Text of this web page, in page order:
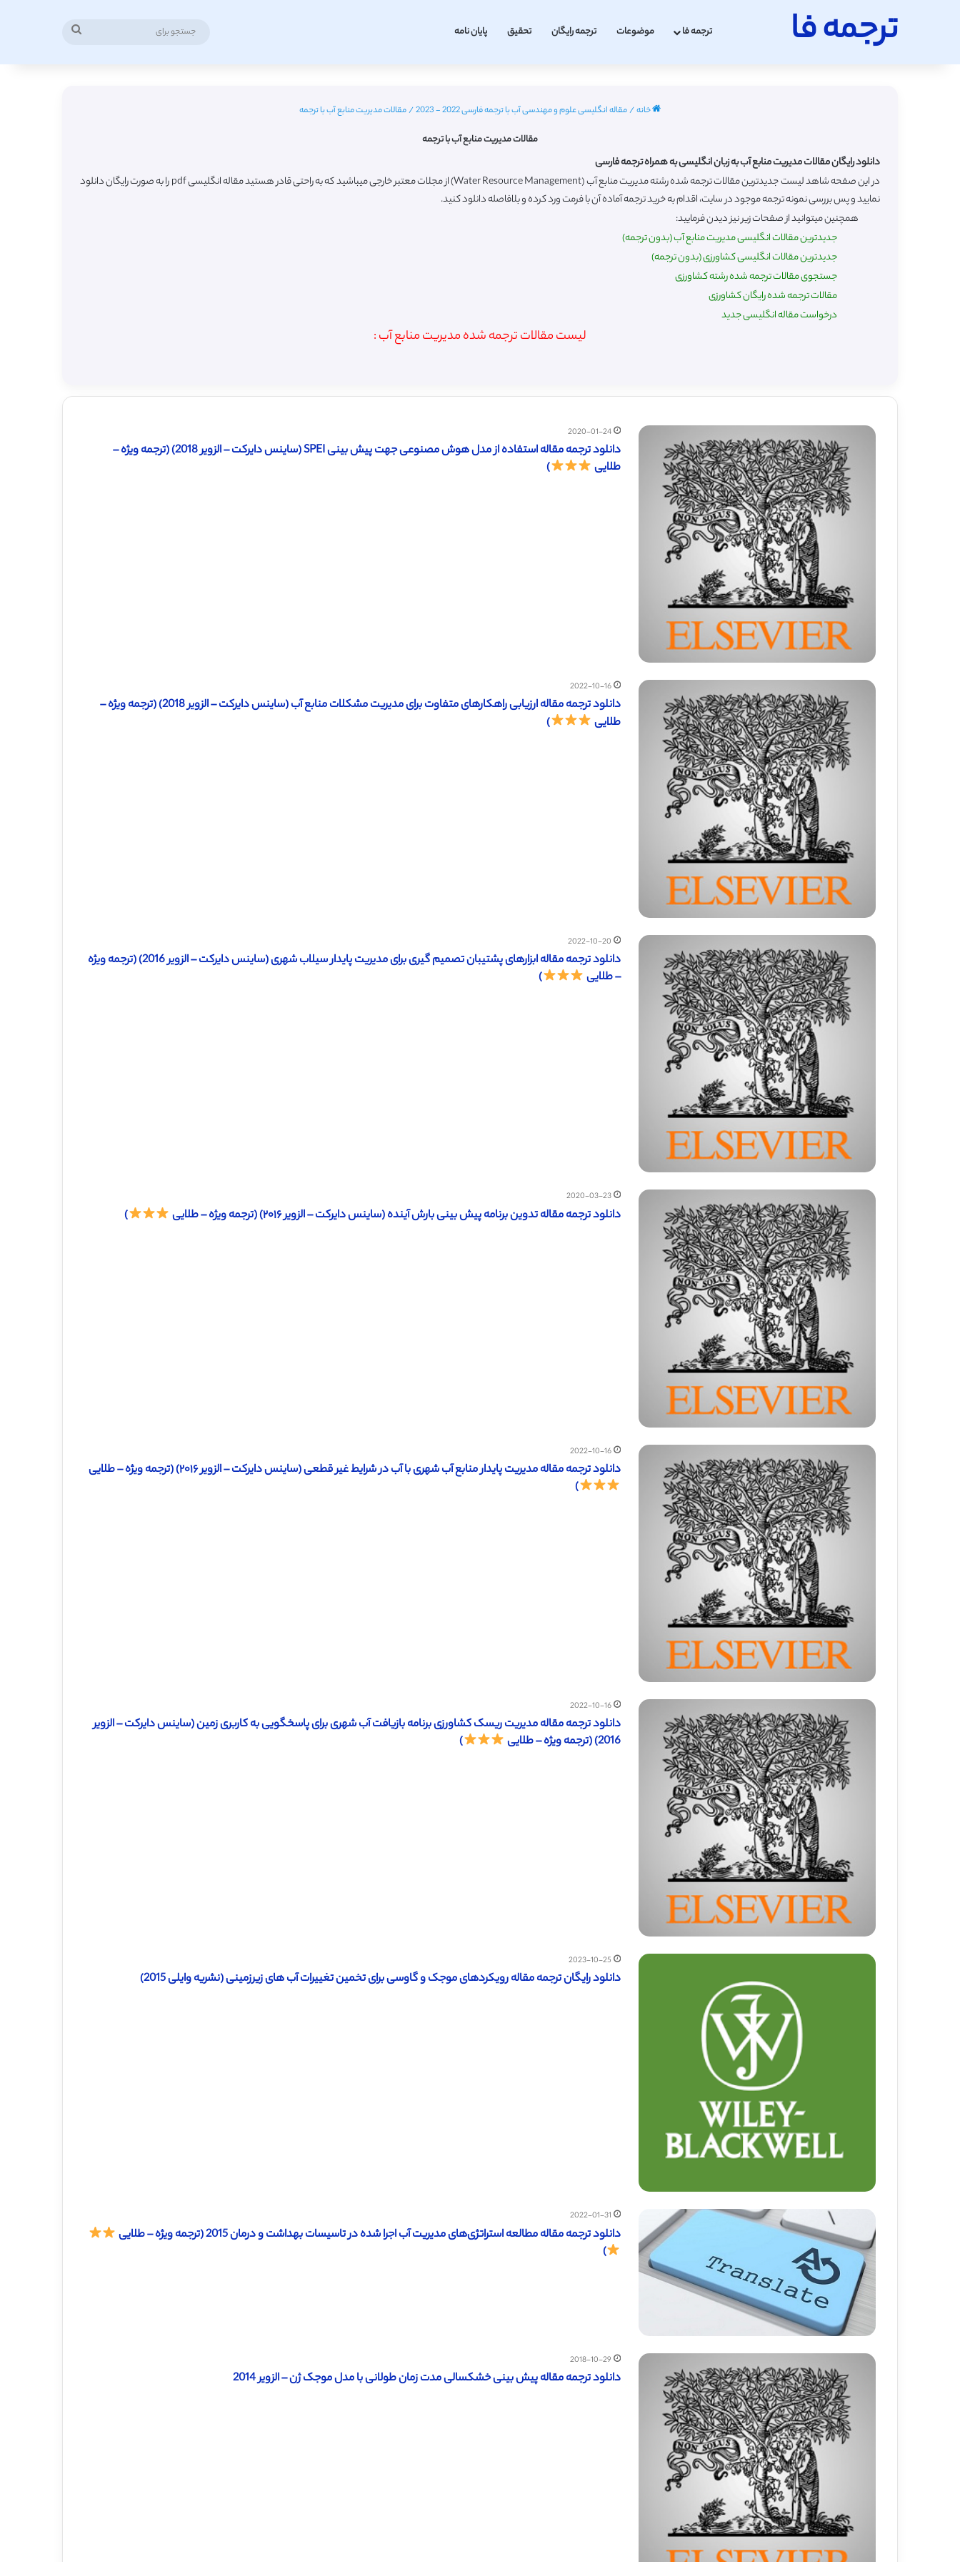
ترجمه فا ترجمه فا موضوعات ترجمه رایگان تحقیق پایان نامه
خانه/مقاله انگلیسی علوم و مهندسی آب با ترجمه فارسی 2022 - 2023 /مقالات مدیریت منابع آب با ترجمه
مقالات مدیریت منابع آب با ترجمه
دانلود رایگان مقالات مدیریت منابع آب به زبان انگلیسی به همراه ترجمه فارسی
در این صفحه شاهد لیست جدیدترین مقالات ترجمه شده رشته مدیریت منابع آب (Water Resource Management) از مجلات معتبر خارجی میباشید که به راحتی قادر هستید مقاله انگلیسی pdf را به صورت رایگان دانلود
نمایید و پس بررسی نمونه ترجمه موجود در سایت، اقدام به خرید ترجمه آماده آن با فرمت ورد کرده و بلافاصله دانلود کنید.
همچنین میتوانید از صفحات زیر نیز دیدن فرمایید:
جدیدترین مقالات انگلیسی مدیریت منابع آب (بدون ترجمه)
جدیدترین مقالات انگلیسی کشاورزی (بدون ترجمه)
جستجوی مقالات ترجمه شده رشته کشاورزی
مقالات ترجمه شده رایگان کشاورزی
درخواست مقاله انگلیسی جدید
لیست مقالات ترجمه شده مدیریت منابع آب :
2020-01-24
دانلود ترجمه مقاله استفاده از مدل هوش مصنوعی جهت پیش بینی SPEI (ساینس دایرکت – الزویر 2018) (ترجمه ویژه –
طلایی
)
2022-10-16
دانلود ترجمه مقاله ارزیابی راهکارهای متفاوت برای مدیریت مشکلات منابع آب (ساینس دایرکت – الزویر 2018) (ترجمه ویژه –
طلایی
)
2022-10-20
دانلود ترجمه مقاله ابزارهای پشتیبان تصمیم گیری برای مدیریت پایدار سیلاب شهری (ساینس دایرکت – الزویر 2016) (ترجمه ویژه
– طلایی
)
2020-03-23
دانلود ترجمه مقاله تدوین برنامه پیش بینی بارش آینده (ساینس دایرکت – الزویر ۲۰۱۶) (ترجمه ویژه – طلایی )
2022-10-16
دانلود ترجمه مقاله مدیریت پایدار منابع آب شهری با آب در شرایط غیر قطعی (ساینس دایرکت – الزویر ۲۰۱۶) (ترجمه ویژه – طلایی
)
2022-10-16
دانلود ترجمه مقاله مدیریت ریسک کشاورزی برنامه بازیافت آب شهری برای پاسخگویی به کاربری زمین (ساینس دایرکت – الزویر
2016) (ترجمه ویژه – طلایی
)
2023-10-25
دانلود رایگان ترجمه مقاله رویکردهای موجک و گاوسی برای تخمین تغییرات آب های زیرزمینی (نشریه وایلی 2015)
2022-01-31
دانلود ترجمه مقاله مطالعه استراتژی‌های مدیریت آب اجرا شده در تاسیسات بهداشت و درمان 2015 (ترجمه ویژه – طلایی
)
2018-10-29
دانلود ترجمه مقاله پیش بینی خشکسالی مدت زمان طولانی با مدل موجک ژن – الزویر 2014